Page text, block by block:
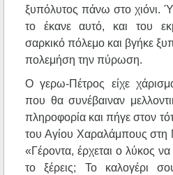
ξυπόλυτος πάνω στο χιόνι.
το έκανε αυτό, και του
σαρκικό πόλεμο και βγήκε
πολεμήση την πύρωση.
Ο γερω-Πέτρος είχε
που θα συνέβαιναν
πληροφορία και πήγε στον
του Αγίου Χαραλάμπους στη
«Γέροντα, έρχεται ο λύκος
το ξέρεις; Το καλογέρι